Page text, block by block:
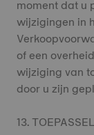
moment dat u
wijzigingen in
of een
wijziging van
door u zijn
13.